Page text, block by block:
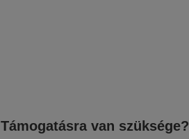
Támogatásra van szüksége?